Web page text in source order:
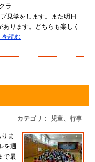
ラ
見学をします。また明日
ります。どちらも楽しく
を読む
カテゴリ： 児童、行事
ま
を通
で最